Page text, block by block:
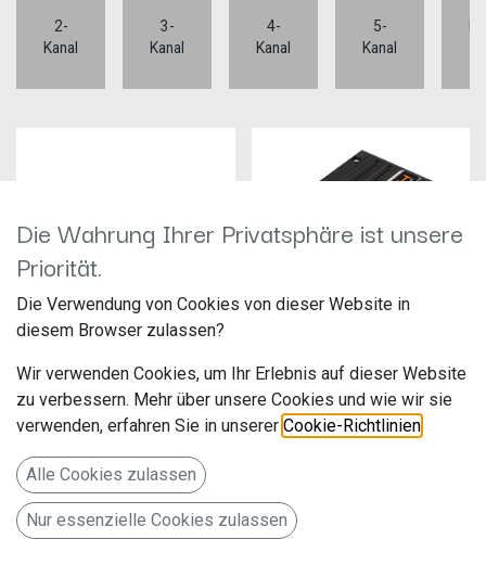
2-
Kanal
3-
Kanal
4-
Kanal
5-
Kanal
Helix DSP.3S
Hersteller: Helix
Artikelnummer: DSP.3S
Audiotec Fischer GmbH
Hünegräben 26
57392 Schmallenberg
Deutschland www.audiotec-
fischer.de
8-Kanal Stand Alone DSP
548,99
MATCH M 5.4DSP
Hersteller: Audiotec Fischer
Artikelnummer: M5.4DSK
Die Wahrung Ihrer Privatsphäre ist unsere
Priorität.
Die Verwendung von Cookies von dieser Website in
diesem Browser zulassen?
Wir verwenden Cookies, um Ihr Erlebnis auf dieser Website
zu verbessern. Mehr über unsere Cookies und wie wir sie
verwenden, erfahren Sie in unserer Cookie-Richtlinien
Alle Cookies zulassen
Nur essenzielle Cookies zulassen